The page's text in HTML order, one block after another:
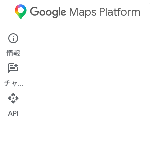
Maps Platform
Environment
ガイド
情報
チャット
API